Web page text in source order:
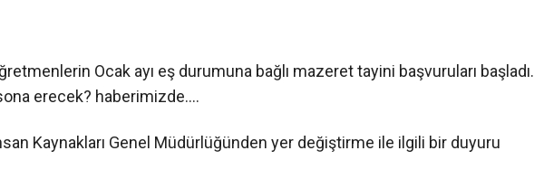
Ocak ayı eş durumuna bağlı mazeret tayini başvuruları başladı.
erecek? haberimizde….
Kaynakları Genel Müdürlüğünden yer değiştirme ile ilgili bir duyuru